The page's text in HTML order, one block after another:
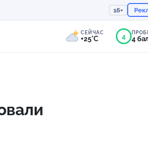
16+
СЕЙЧАС
+25°C
Ощущается как +25
4 4